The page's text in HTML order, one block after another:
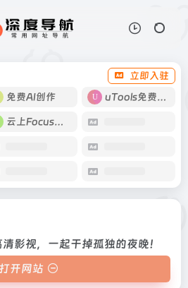
立即入驻
免费AI创作 uTools免费工具箱
云上Focus接码
影视，一起干掉孤独的夜晚！
打开网站